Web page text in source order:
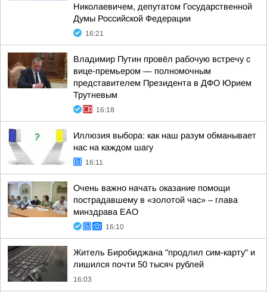
Николаевичем, депутатом Государственной
Думы Российской Федерации
16:21
Владимир Путин провёл рабочую встречу с
вице-премьером — полномочным
представителем Президента в ДФО Юрием
Трутневым
16:18
Иллюзия выбора: как наш разум обманывает
нас на каждом шагу
16:11
Очень важно начать оказание помощи
пострадавшему в «золотой час» – глава
минздрава ЕАО
16:10
Житель Биробиджана "продлил сим-карту" и
лишился почти 50 тысяч рублей
16:03